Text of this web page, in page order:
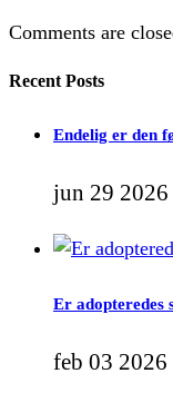
Comments are
Recent Posts
Endelig er den
jun 29 2026
Er adopteredes
feb 03 2026